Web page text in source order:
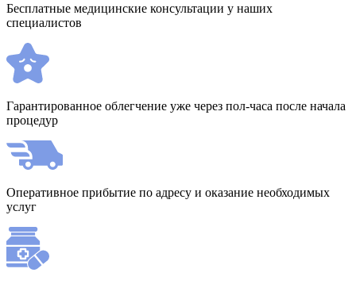
Бесплатные медицинские консультации у наших
специалистов
Гарантированное облегчение уже через пол-часа после начала
процедур
Оперативное прибытие по адресу и оказание необходимых
услуг